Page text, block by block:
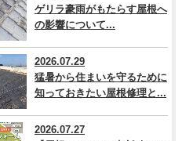
ゲリラ豪雨がもたらす屋根へ
の影響について...
2026.07.29
猛暑から住まいを守るために
知っておきたい屋根修理と...
2026.07.27